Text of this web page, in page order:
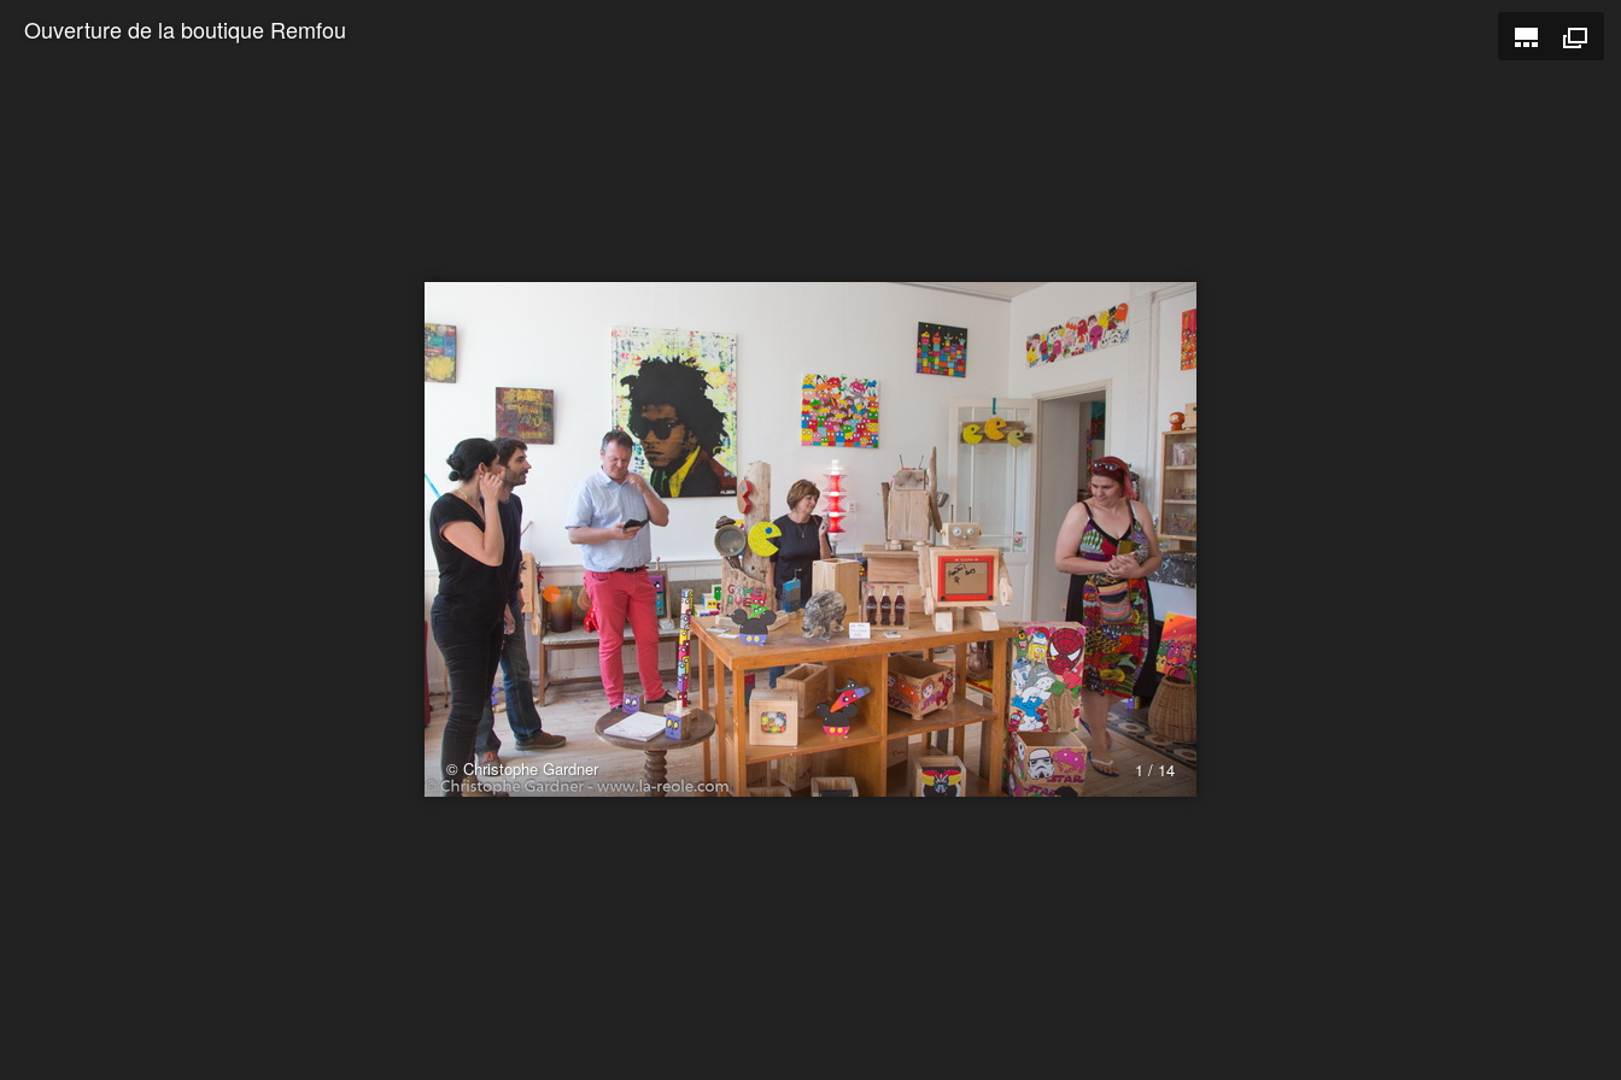
Ouverture de la boutique Remfou
1 / 14
© Christophe Gardner